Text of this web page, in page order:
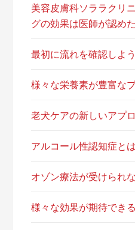
美容皮膚科ソララクリ
グの効果は医師が認め
最初に流れを確認しよう
様々な栄養素が豊富な
老犬ケアの新しいアプ
アルコール性認知症と
オゾン療法が受けられ
様々な効果が期待でき